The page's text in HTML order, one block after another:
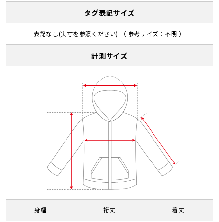
タグ表記サイズ
表記なし(実寸を参照ください) （ 参考サイズ：不明 ）
計測サイズ
身幅 裄丈 着丈